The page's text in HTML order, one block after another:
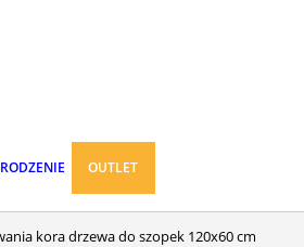
OUTLET
kora drzewa do szopek 120x60 cm